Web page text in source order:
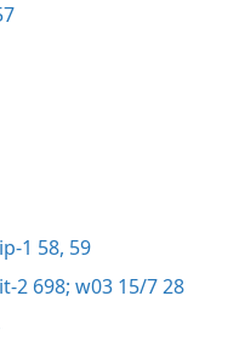
ip-1 58, 59
it-2 698; w03 15/7 28